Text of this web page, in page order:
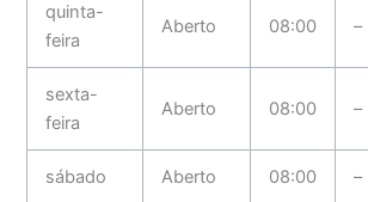
quinta-
feira
Aberto 08:00 –
sexta-
feira
Aberto 08:00 –
sábado Aberto 08:00 –